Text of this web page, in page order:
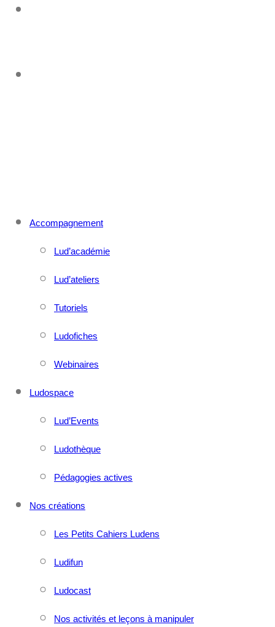
Accompagnement
Lud’académie
Lud’ateliers
Tutoriels
Ludofiches
Webinaires
Ludospace
Lud’Events
Ludothèque
Pédagogies actives
Nos créations
Les Petits Cahiers Ludens
Ludifun
Ludocast
Nos activités et leçons à manipuler